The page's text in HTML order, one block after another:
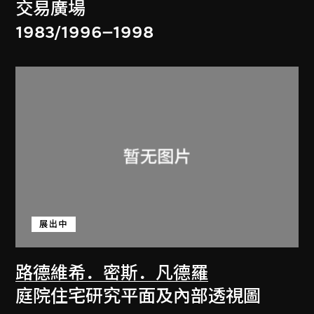
交易廣場
1983/1996–1998
路德維希．密斯．凡德羅
展出中
庭院住宅研究平面及內部透視圖